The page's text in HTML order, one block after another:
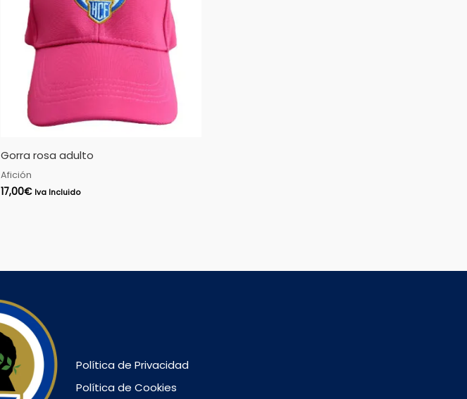
Gorra rosa adulto
Afición
17,00€ Iva Incluido
Política de Privacidad
Política de Cookies